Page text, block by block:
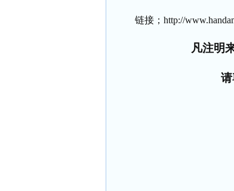
链接； http://
凡注明